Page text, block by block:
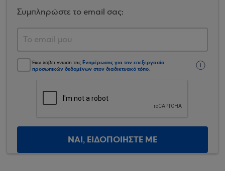
Συμπληρώστε το email σας:
Έχω λάβει γνώση της Ενημέρωσης για την επεξεργασία
προσωπικών δεδομένων στον διαδικτυακό τόπο.
ΝΑΙ, ΕΙΔΟΠΟΙΗΣΤΕ ΜΕ